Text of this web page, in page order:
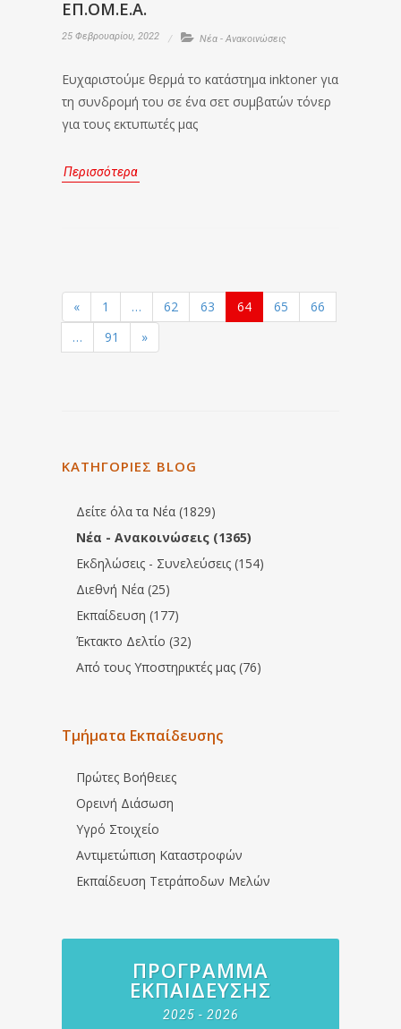
ΕΠ.ΟΜ.Ε.Α.
25 Φεβρουαρίου, 2022 Νέα - Ανακοινώσεις
Ευχαριστούμε θερμά το κατάστημα inktoner για
τη συνδρομή του σε ένα σετ συμβατών τόνερ
για τους εκτυπωτές μας
Περισσότερα
« 1 … 62 63 64 65
66
…
91 »
ΚΑΤΗΓΟΡΙΕΣ BLOG
Δείτε όλα τα Νέα (1829)
Νέα - Ανακοινώσεις (1365)
Εκδηλώσεις - Συνελεύσεις (154)
Διεθνή Νέα (25)
Εκπαίδευση (177)
Έκτακτο Δελτίο (32)
Από τους Υποστηρικτές μας (76)
Τμήματα Εκπαίδευσης
Πρώτες Βοήθειες
Ορεινή Διάσωση
Υγρό Στοιχείο
Αντιμετώπιση Καταστροφών
Εκπαίδευση Τετράποδων Μελών
ΠΡΌΓΡΑΜΜΑ
ΕΚΠΑΊΔΕΥΣΗΣ
2025 - 2026